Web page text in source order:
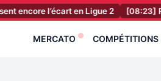
l’écart en Ligue 2 [08:23] PSG : Le
MERCATO COMPÉTITIONS